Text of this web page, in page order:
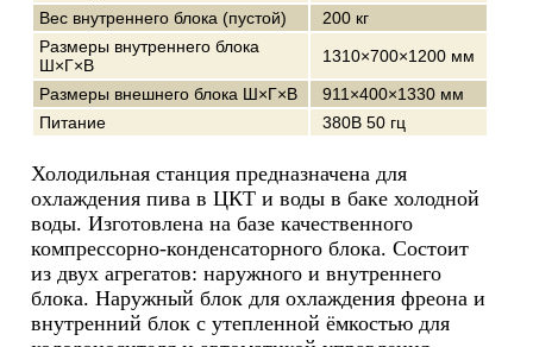
Вес внутреннего блока (пустой)
200 кг
Размеры внутреннего блока
Ш×Г×В
1310×700×1200 мм
Размеры внешнего блока Ш×Г×В
911×400×1330 мм
Питание
380В 50 гц
Холодильная станция предназначена для
охлаждения пива в ЦКТ и воды в баке холодной
воды. Изготовлена на базе качественного
компрессорно-конденсаторного блока. Состоит
из двух агрегатов: наружного и внутреннего
блока. Наружный блок для охлаждения фреона и
внутренний блок с утепленной ёмкостью для